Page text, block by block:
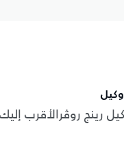
رينج روڤرالأقرب